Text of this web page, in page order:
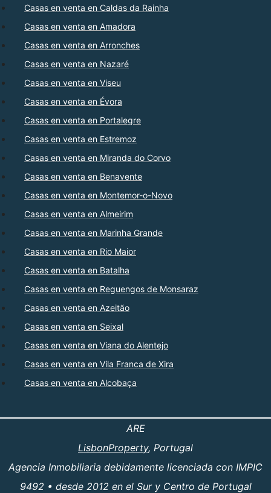
Casas en venta en Caldas da Rainha
Casas en venta en Amadora
Casas en venta en Arronches
Casas en venta en Nazaré
Casas en venta en Viseu
Casas en venta en Évora
Casas en venta en Portalegre
Casas en venta en Estremoz
Casas en venta en Miranda do Corvo
Casas en venta en Benavente
Casas en venta en Montemor-o-Novo
Casas en venta en Almeirim
Casas en venta en Marinha Grande
Casas en venta en Rio Maior
Casas en venta en Batalha
Casas en venta en Reguengos de Monsaraz
Casas en venta en Azeitão
Casas en venta en Seixal
Casas en venta en Viana do Alentejo
Casas en venta en Vila Franca de Xira
Casas en venta en Alcobaça
ARE
LisbonProperty, Portugal
Agencia Inmobiliaria debidamente licenciada con IMPIC
9492 • desde 2012 en el Sur y Centro de Portugal